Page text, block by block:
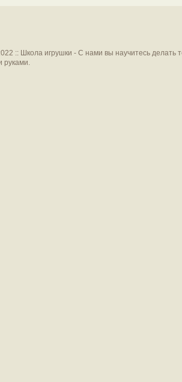
:: Школа игрушки - С нами вы научитесь делать
руками.